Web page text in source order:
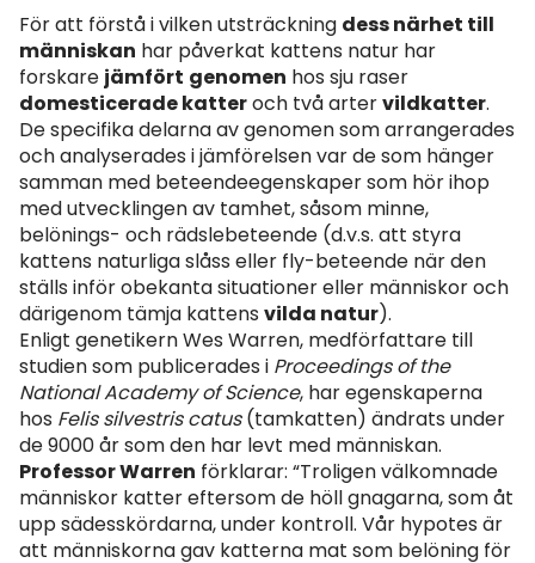
För att förstå i vilken utsträckning dess närhet till
människan har påverkat kattens natur har
forskare jämfört genomen hos sju raser
domesticerade katteroch två artervildkatter.
De specifika delarna av genomen som arrangerades
och analyserades i jämförelsen var de som hänger
samman med beteendeegenskaper som hör ihop
med utvecklingen av tamhet, såsom minne,
belönings- och rädslebeteende (d.v.s. att styra
kattens naturliga slåss eller fly-beteende när den
ställs inför obekanta situationer eller människor och
därigenom tämja kattens vilda natur).
Enligt genetikern Wes Warren, medförfattare till
studien som publicerades i Proceedings of the
National Academy of Science, har egenskaperna
hos Felis silvestris catus(tamkatten) ändrats under
de 9000 år som den har levt med människan.
Professor Warren förklarar: “Troligen välkomnade
människor katter eftersom de höll gnagarna, som åt
upp sädesskördarna, under kontroll. Vår hypotes är
att människorna gav katterna mat som belöning för